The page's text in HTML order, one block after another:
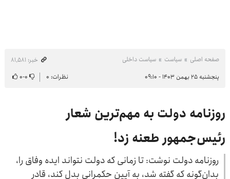
صفحه اصلی سیاست سیاست داخلی
خبر: ۸۱٬۵۸۱
پنجشنبه ۲۵ بهمن ۱۴۰۳ - ۰۹:۱۰
نظرات: ۰ ۰-۰
روزنامه دولت به مهم‌ترین شعار
رئیس‌جمهور طعنه زد!
روزنامه دولت نوشت: تا زمانی که دولت نتواند ایده وفاق را،
بدان‌گونه که گفته شد، به آیین حکمرانی بدل کند، قادر